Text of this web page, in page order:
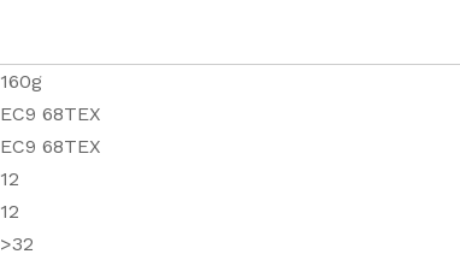
160g
EC9 68TEX
EC9 68TEX
12
12
>32